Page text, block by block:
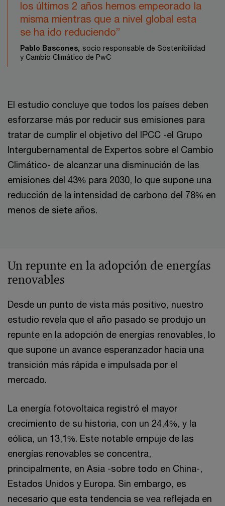
los últimos 2 años hemos empeorado la
misma mientras que a nivel global esta
se ha ido reduciendo”
Pablo Bascones, socio responsable de Sostenibilidad
y Cambio Climático de PwC
El estudio concluye que todos los países deben
esforzarse más por reducir sus emisiones para
tratar de cumplir el objetivo del IPCC -el Grupo
Intergubernamental de Expertos sobre el Cambio
Climático- de alcanzar una disminución de las
emisiones del 43% para 2030, lo que supone una
reducción de la intensidad de carbono del 78% en
menos de siete años.
Un repunte en la adopción de energías
renovables
Desde un punto de vista más positivo, nuestro
estudio revela que el año pasado se produjo un
repunte en la adopción de energías renovables, lo
que supone un avance esperanzador hacia una
transición más rápida e impulsada por el
mercado.
La energía fotovoltaica registró el mayor
crecimiento de su historia, con un 24,4%, y la
eólica, un 13,1%. Este notable empuje de las
energías renovables se concentra,
principalmente, en Asia -sobre todo en China-,
Estados Unidos y Europa. Sin embargo, es
necesario que esta tendencia se vea reflejada en